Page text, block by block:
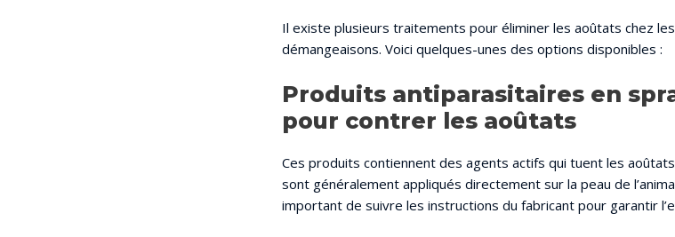
Il existe plusieurs traitements pour éliminer les aoûtats chez
démangeaisons. Voici quelques-unes des options disponibles :
Produits antiparasitaires en
pour contrer les aoûtats
Ces produits contiennent des agents actifs qui tuent les
sont généralement appliqués directement sur la peau de
important de suivre les instructions du fabricant pour garantir